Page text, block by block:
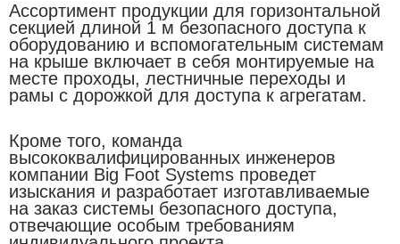
Ассортимент продукции для горизонтальной
секцией длиной 1 м безопасного доступа к
оборудованию и вспомогательным системам
на крыше включает в себя монтируемые на
месте проходы, лестничные переходы и
рамы с дорожкой для доступа к агрегатам.
Кроме того, команда
высококвалифицированных инженеров
компании Big Foot Systems проведет
изыскания и разработает изготавливаемые
на заказ системы безопасного доступа,
отвечающие особым требованиям